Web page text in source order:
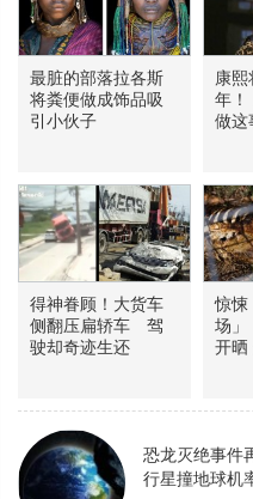
最脏的部落拉各斯
将粪便做成饰品吸
引小伙子
康熙
年！
做这
得神眷顾！大货车
侧翻压扁轿车 驾
驶却奇迹生还
惊悚
场」
开晒
恐龙灭绝事件
行星撞地球机